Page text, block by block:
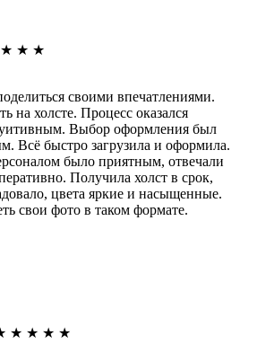
★ ★ ★
своими впечатлениями.
на холсте. Процесс оказался
Выбор оформления был
Всё быстро загрузила и оформила.
было приятным, отвечали
Получила холст в срок,
цвета яркие и насыщенные.
свои фото в таком формате.
★ ★ ★ ★